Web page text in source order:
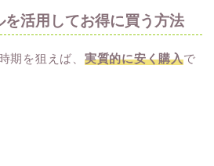
を活用してお得に買う方法
期を狙えば、 実質的に安く購入で